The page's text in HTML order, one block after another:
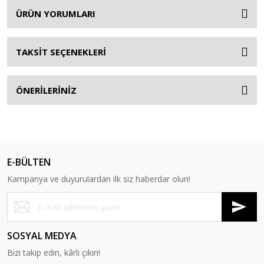
ÜRÜN YORUMLARI
TAKSİT SEÇENEKLERİ
ÖNERİLERİNİZ
E-BÜLTEN
Kampanya ve duyurulardan ilk siz haberdar olun!
SOSYAL MEDYA
Bizi takip edin, kârlı çıkın!